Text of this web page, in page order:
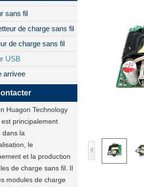
sans fil
de charge sans fil
de charge sans fil
USB
arrivee
Huagon Technology
principalement
dans la
le
et la production
de charge sans fil. Il
modules de charge